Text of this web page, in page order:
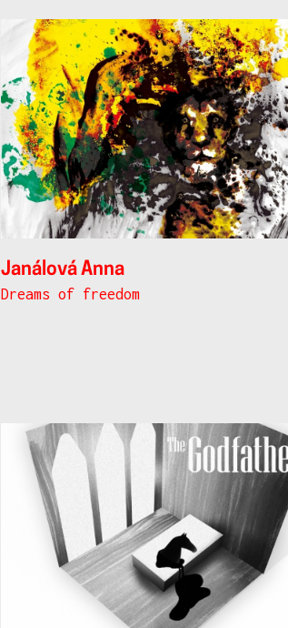
Janálová Anna
Dreams of freedom